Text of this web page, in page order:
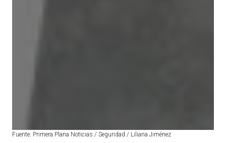
Fuente: Primera Plana Noticias / Seguridad / Liliana Jiménez